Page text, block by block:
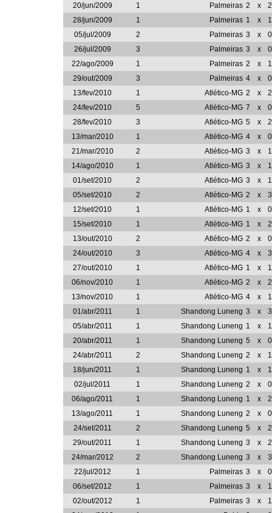
20/jun/2009
1 Palmeiras 2 x
2
28/jun/2009
1 Palmeiras 1 x
1
05/jul/2009
2 Palmeiras 3 x
0
26/jul/2009
3 Palmeiras 3 x
0
22/ago/2009
1 Palmeiras 2 x
1
29/out/2009
3 Palmeiras 4 x
0
13/fev/2010
1 Atlético-MG 2 x
2
24/fev/2010
5 Atlético-MG 7 x
0
28/fev/2010
3 Atlético-MG 5 x
2
13/mar/2010
1 Atlético-MG 4 x
0
21/mar/2010
2 Atlético-MG 3 x
1
14/ago/2010
1 Atlético-MG 3 x
1
01/set/2010
2 Atlético-MG 3 x
1
05/set/2010
2 Atlético-MG 2 x
3
12/set/2010
1 Atlético-MG 1 x
0
15/set/2010
1 Atlético-MG 1 x
2
13/out/2010
2 Atlético-MG 2 x
0
24/out/2010
3 Atlético-MG 4 x
3
27/out/2010
1 Atlético-MG 1 x
1
06/nov/2010
1 Atlético-MG 2 x
2
13/nov/2010
1 Atlético-MG 4 x
1
01/abr/2011
1 Shandong Luneng 3 x
3
05/abr/2011
1 Shandong Luneng 1 x
1
20/abr/2011
1 Shandong Luneng 5 x
0
24/abr/2011
2 Shandong Luneng 2 x
1
18/jun/2011
1 Shandong Luneng 1 x
1
02/jul/2011
1 Shandong Luneng 2 x
0
06/ago/2011
1 Shandong Luneng 1 x
2
13/ago/2011
1 Shandong Luneng 2 x
0
24/set/2011
2 Shandong Luneng 5 x
2
29/out/2011
1 Shandong Luneng 3 x
2
24/mar/2012
2 Shandong Luneng 3 x
3
22/jul/2012
1 Palmeiras 3 x
0
06/set/2012
1 Palmeiras 3 x
1
02/out/2012
1 Palmeiras 3 x
1